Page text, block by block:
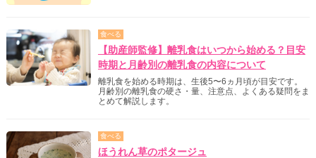
食べる
【助産師監修】離乳食はいつから始める？目安
時期と月齢別の離乳食の内容について
離乳食を始める時期は、生後5〜6ヵ月頃が目安です。
月齢別の離乳食の硬さ・量、注意点、よくある疑問をま
とめて解説します。
食べる
ほうれん草のポタージュ